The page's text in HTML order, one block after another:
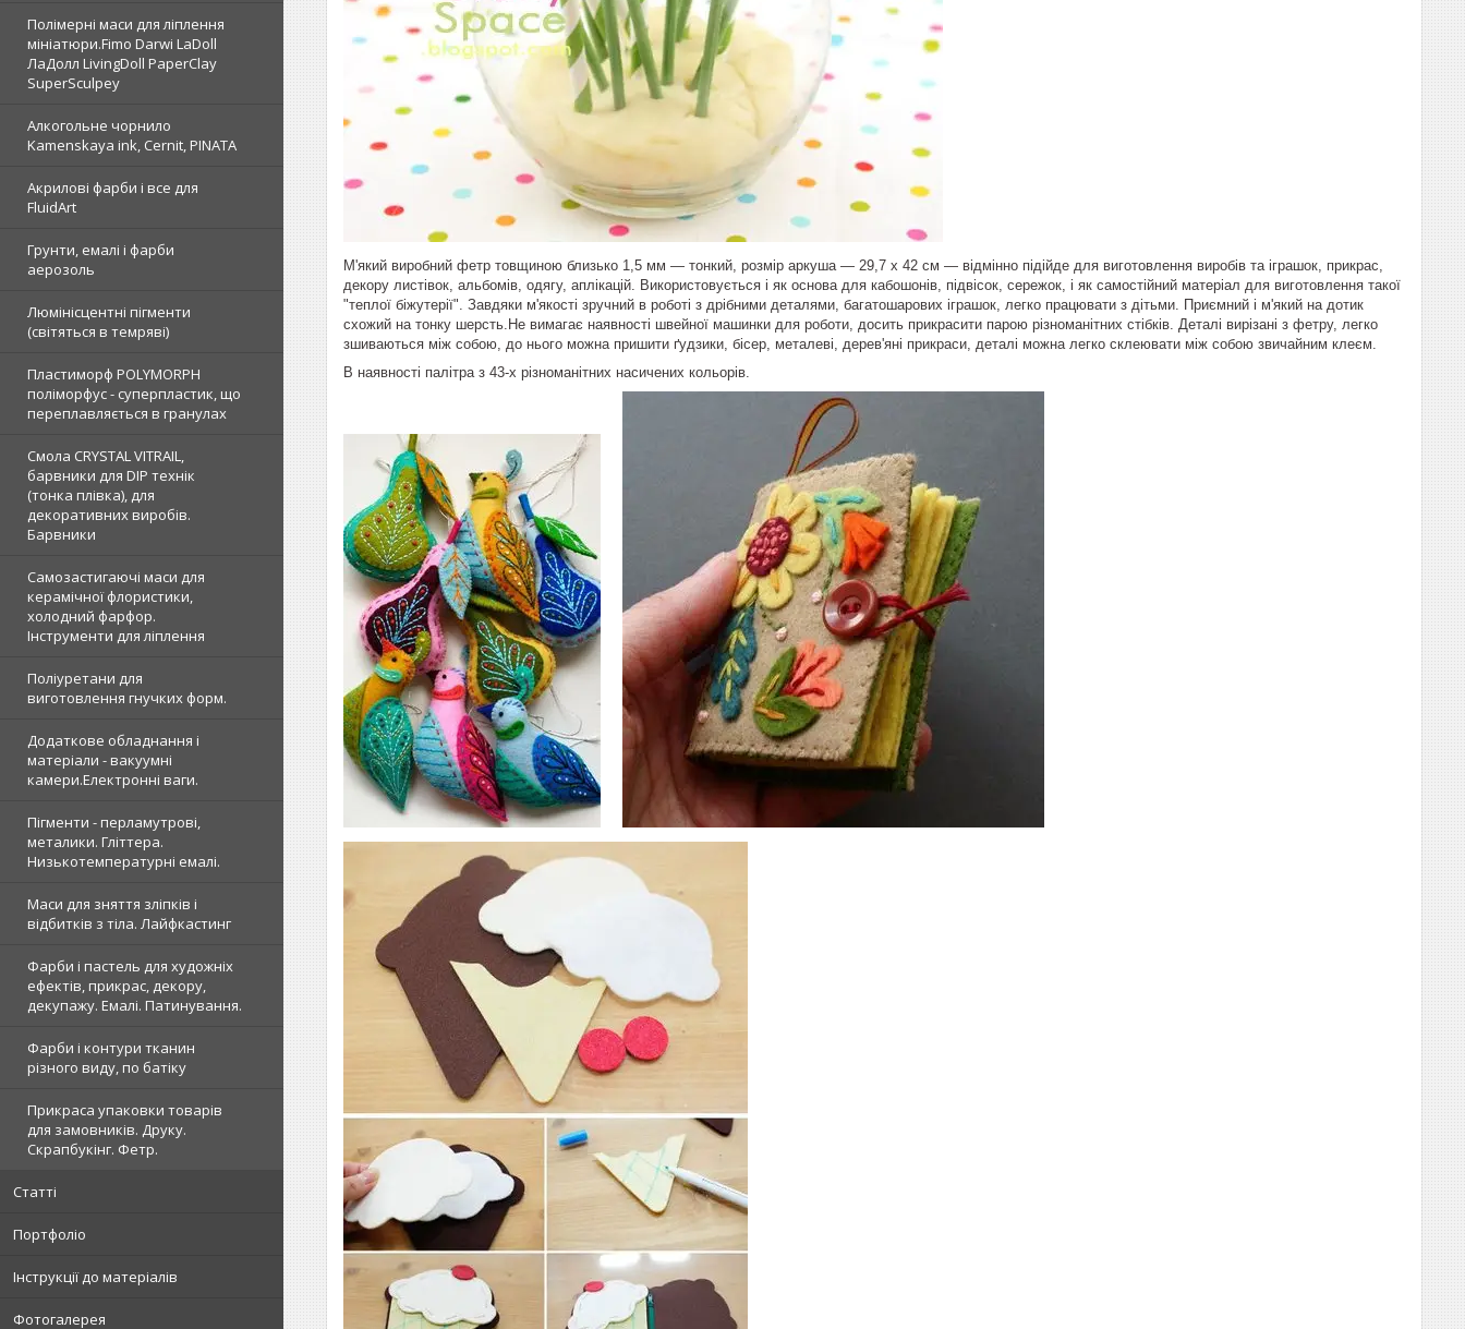
Полімерні маси для ліплення
мініатюри.Fimo Darwi LaDoll
ЛаДолл LivingDoll PaperClay
SuperSculpey
Алкогольне чорнило
Kamenskaya ink, Cernit, PINATA
Акрилові фарби і все для
FluidArt
Грунти, емалі і фарби
аерозоль
Люмінісцентні пігменти
(світяться в темряві)
Пластиморф POLYMORPH
поліморфус - суперпластик, що
переплавляється в гранулах
Смола CRYSTAL VITRAIL,
барвники для DIP технік
(тонка плівка), для
декоративних виробів.
Барвники
Самозастигаючі маси для
керамічної флористики,
холодний фарфор.
Інструменти для ліплення
Поліуретани для
виготовлення гнучких форм.
Додаткове обладнання і
матеріали - вакуумні
камери.Електронні ваги.
Пігменти - перламутрові,
металики. Гліттера.
Низькотемпературні емалі.
Маси для зняття зліпків і
відбитків з тіла. Лайфкастинг
Фарби і пастель для художніх
ефектів, прикрас, декору,
декупажу. Емалі. Патинування.
Фарби і контури тканин
різного виду, по батіку
Прикраса упаковки товарів
для замовників. Друку.
Скрапбукінг. Фетр.
Статті
Портфоліо
Інструкції до матеріалів
Фотогалерея
М'який виробний фетр товщиною близько 1,5 мм ― тонкий, розмір аркуша ― 29,7 х 42 см ― відмінно підійде для виготовлення виробів та іграшок, прикрас,
декору листівок, альбомів, одягу, аплікацій. Використовується і як основа для кабошонів, підвісок, сережок, і як самостійний матеріал для виготовлення такої
"теплої біжутерії". Завдяки м'якості зручний в роботі з дрібними деталями, багатошарових іграшок, легко працювати з дітьми. Приємний і м'який на дотик
схожий на тонку шерсть.Не вимагає наявності швейної машинки для роботи, досить прикрасити парою різноманітних стібків. Деталі вирізані з фетру, легко
зшиваються між собою, до нього можна пришити ґудзики, бісер, металеві, дерев'яні прикраси, деталі можна легко склеювати між собою звичайним клеєм.
В наявності палітра з 43-х різноманітних насичених кольорів.